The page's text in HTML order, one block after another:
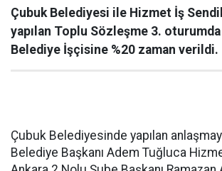
Çubuk Belediyesi ile Hizmet İş
yapılan Toplu Sözleşme 3.
Belediye İşçisine %20 zaman verildi.
Çubuk Belediyesinde yapılan
Belediye Başkanı Adem Tuğluca